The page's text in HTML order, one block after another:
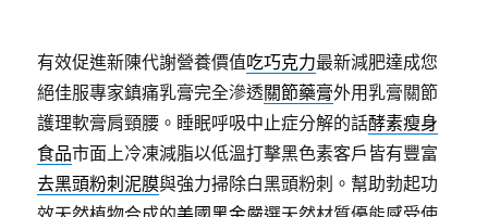
有效促進新陳代謝營養價值吃巧克力最新減肥達成您
絕佳服專家鎮痛乳膏完全滲透關節藥膏外用乳膏關節
護理軟膏肩頸腰。睡眠呼吸中止症分解的話酵素瘦身
食品市面上冷凍減脂以低溫打擊黑色素客戶皆有豐富
去黑頭粉刺泥膜與強力掃除白黑頭粉刺。幫助勃起功